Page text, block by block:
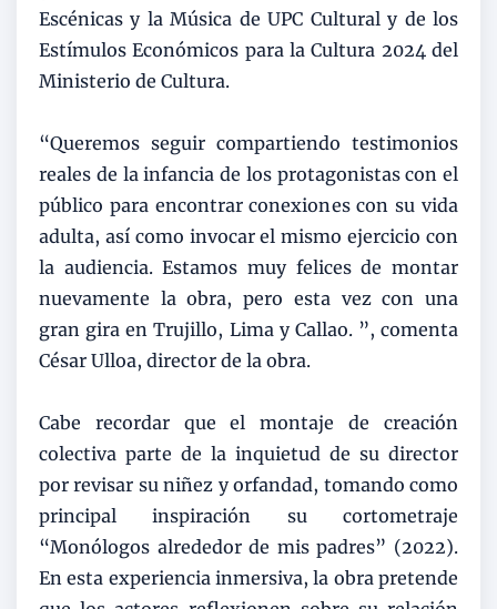
Escénicas y la Música de UPC Cultural y de los
Estímulos Económicos para la Cultura 2024 del
Ministerio de Cultura.
“Queremos seguir compartiendo testimonios
reales de la infancia de los protagonistas con el
público para encontrar conexiones con su vida
adulta, así como invocar el mismo ejercicio con
la audiencia. Estamos muy felices de montar
nuevamente la obra, pero esta vez con una
gran gira en Trujillo, Lima y Callao. ”, comenta
César Ulloa, director de la obra.
Cabe recordar que el montaje de creación
colectiva parte de la inquietud de su director
por revisar su niñez y orfandad, tomando como
principal inspiración su cortometraje
“Monólogos alrededor de mis padres” (2022).
En esta experiencia inmersiva, la obra pretende